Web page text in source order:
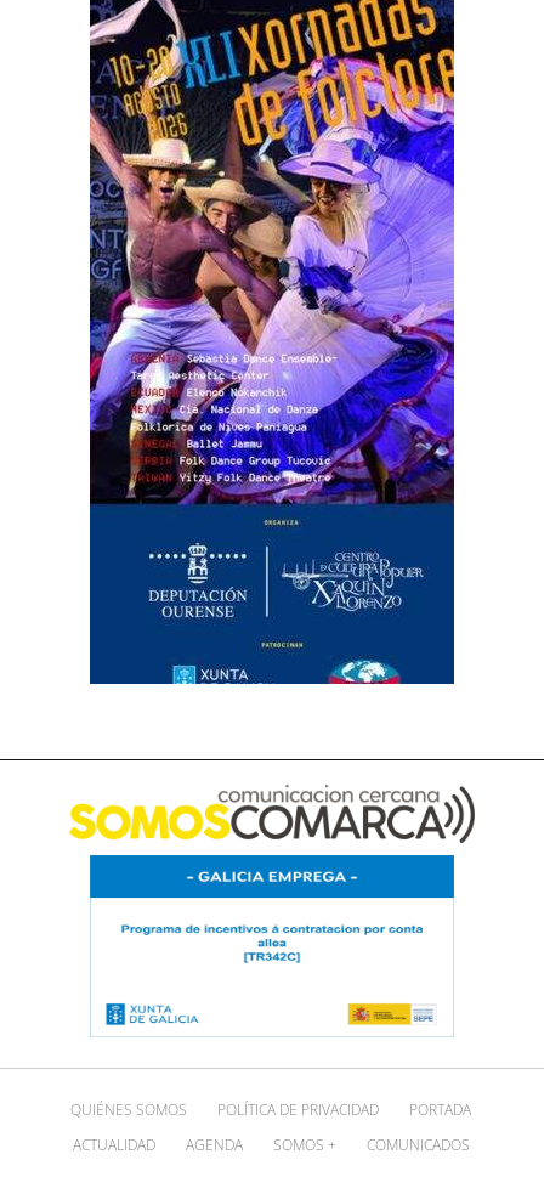
QUIÉNES SOMOS POLÍTICA DE PRIVACIDAD
PORTADA
ACTUALIDAD
AGENDA SOMOS + COMUNICADOS